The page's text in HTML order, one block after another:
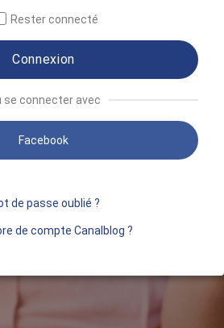
Rester connecté
Connexion
se connecter avec
Facebook
de passe oublié ?
de compte Canalblog ?